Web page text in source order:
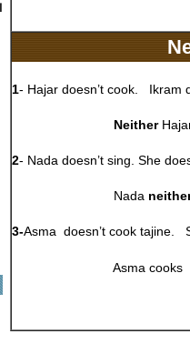
1- Hajar doesn’t cook. Ikram
Neither
2- Nada doesn’t sing. She
Nada
3-Asma doesn’t cook tajine.
Asma